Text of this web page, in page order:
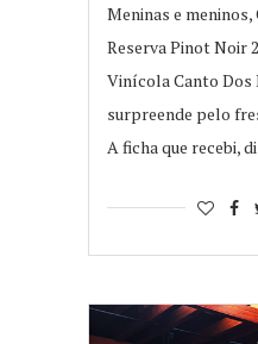
Meninas e
Reserva Pinot Noir
Vinícola Canto Dos
surpreende pelo
A ficha que recebi,